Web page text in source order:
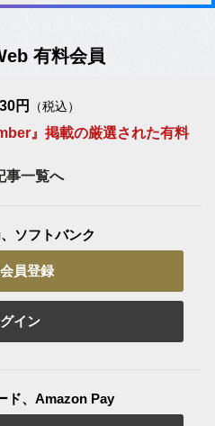
有料会員
円 （税込）
』掲載の厳選された有料
事一覧へ
ソフトバンク
員登録
イン
ド、Amazon Pay